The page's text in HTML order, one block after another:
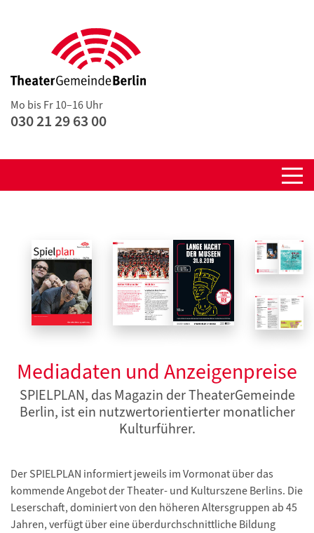
Mo bis Fr 10–16 Uhr
030 21 29 63 00
Mediadaten und Anzeigenpreise
SPIELPLAN, das Magazin der TheaterGemeinde
Berlin, ist ein nutzwertorientierter monatlicher
Kulturführer.
Der SPIELPLAN informiert jeweils im Vormonat über das
kommende Angebot der Theater- und Kulturszene Berlins. Die
Leserschaft, dominiert von den höheren Altersgruppen ab 45
Jahren, verfügt über eine überdurchschnittliche Bildung